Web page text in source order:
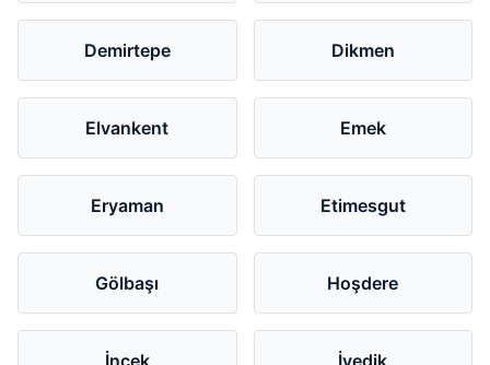
Demirtepe Dikmen
Elvankent Emek
Eryaman Etimesgut
Gölbaşı Hoşdere
İncek İvedik